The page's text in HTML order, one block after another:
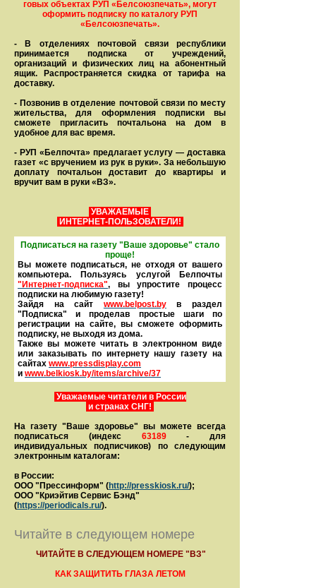
го­вых объе­ктах РУП «Белсоюзпечать», могут
оформить под­пис­ку по ка­та­ло­гу РУП
«Белсоюзпечать».
- В отделениях почтовой связи рес­пуб­лики
принимается подписка от учреждений,
организаций и фи­зи­ческих лиц на абонентный
ящик. Распространяется скидка от тарифа на
доставку.
- Позвонив в отделение почтовой связи по месту
жительства, для оформления подписки вы
сможете пригласить почтальона на дом в
удобное для вас время.
- РУП «Белпочта» предлагает услугу — доставка
газет «с вручением из рук в руки». За небольшую
доплату почтальон доставит до квартиры и
вручит вам в руки «ВЗ».
УВАЖАЕМЫЕ
ИНТЕРНЕТ-ПОЛЬЗОВАТЕЛИ!
Подписаться на газету "Ваше здоровье" стало
проще!
Вы можете подписаться, не отходя от вашего
компьютера. Пользуясь услугой Белпочты
"Интернет-подписка", вы упростите процесс
подписки на любимую газету!
Зайдя на сайт www.belpost.by
в раздел
"Подписка" и проделав простые шаги по
регистрации на сайте, вы сможете оформить
под­писку, не выходя из дома.
Также вы можете читать в элек­тронном виде
или заказывать по интернету нашу газету на
сайтах www.pressdisplay.com
и www.belkiosk.by/items/archive/37
Уважаемые читатели в России
и странах СНГ!
На газету "Ваше здоровье" вы можете всегда
подписаться (индекс 63189- для
индивидуальных подписчиков) по следующим
электронным каталогам:
в России:
ООО "Прессинформ" (http://presskiosk.ru/);
ООО "Криэйтив Сервис Бэнд"
(https://periodicals.ru/).
Читайте в следующем номере
ЧИТАЙТЕ В СЛЕДУЮЩЕМ НОМЕРЕ "ВЗ"
КАК ЗАЩИТИТЬ ГЛАЗА ЛЕТОМ